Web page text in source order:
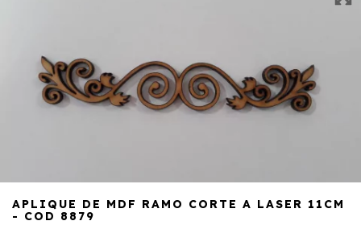
APLIQUE DE MDF RAMO CORTE A LASER 11CM
- COD 8879